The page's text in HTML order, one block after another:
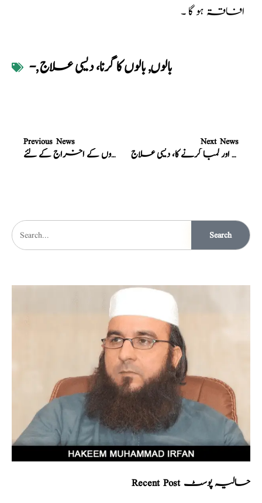
افاقۃ ہو گا ۔
-, بالوں,بالوں کا گرنا، دیسی علاج
Previous News
نسخہ، دماغ کے کیڑوں کے اخراج کے لئے
Next News
بال گرنا بند اور لمبا کرنے کا، دیسی علاج
Search
Recent Post حالیہ پوسٹ